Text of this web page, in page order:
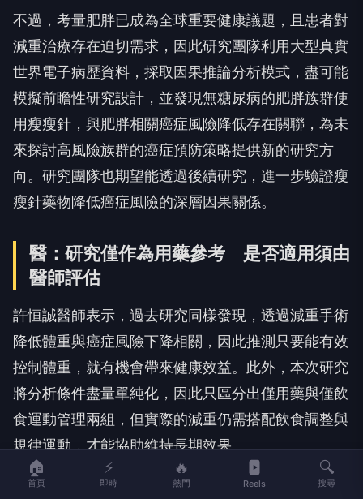
不過，考量肥胖已成為全球重要健康議題，且患者對
減重治療存在迫切需求，因此研究團隊利用大型真實
世界電子病歷資料，採取因果推論分析模式，盡可能
模擬前瞻性研究設計，並發現無糖尿病的肥胖族群使
用瘦瘦針，與肥胖相關癌症風險降低存在關聯，為未
來探討高風險族群的癌症預防策略提供新的研究方
向。研究團隊也期望能透過後續研究，進一步驗證瘦
瘦針藥物降低癌症風險的深層因果關係。
醫：研究僅作為用藥參考 是否適用須由
醫師評估
許恒誠醫師表示，過去研究同樣發現，透過減重手術
降低體重與癌症風險下降相關，因此推測只要能有效
控制體重，就有機會帶來健康效益。此外，本次研究
將分析條件盡量單純化，因此只區分出僅用藥與僅飲
食運動管理兩組，但實際的減重仍需搭配飲食調整與
規律運動，才能協助維持長期效果。
他也強調，本次研究的目的，是希望能作為肥胖患者
🏠
首頁
⚡
即時
🔥
熱門 Reels
🔍
搜尋